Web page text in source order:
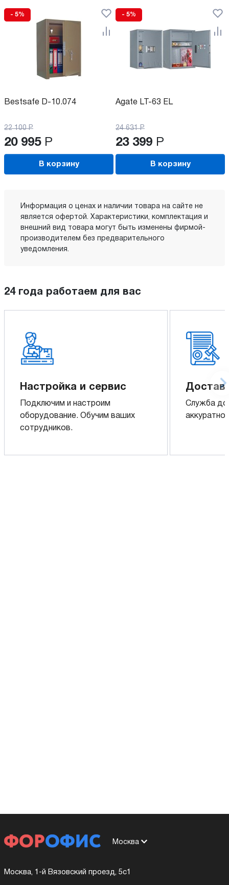
- 5%
Bestsafe D-10.074
22 100 Р
20 995 Р
В корзину
- 5%
Agate LT-63 EL
24 631 Р
23 399 Р
В корзину
Информация о ценах и наличии товара на сайте не
является офертой. Характеристики, комплектация и
внешний вид товара могут быть изменены фирмой-
производителем без предварительного
уведомления.
24 года работаем для вас
Настройка и сервис
Подключим и настроим
оборудование. Обучим ваших
сотрудников.
Служба
аккуратно
Москва
Москва, 1-й Вязовский проезд, 5с1